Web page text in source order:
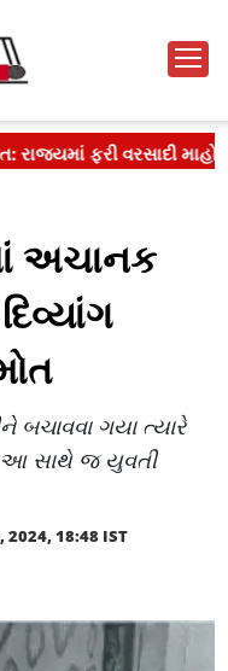
અચાનક
બચાવવા ગયા ત્યારે
આ સાથે જ યુવતી
2024, 18:48 IST